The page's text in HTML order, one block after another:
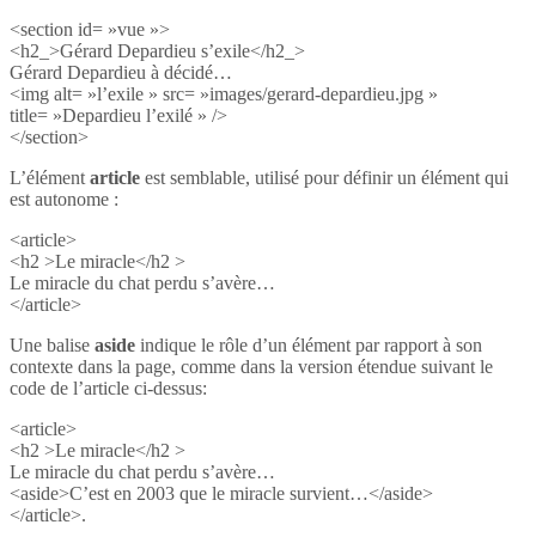
<section id= »vue »>
<h2_>Gérard Depardieu s’exile</h2_>
Gérard Depardieu à décidé…
<img alt= »l’exile » src= »images/gerard-depardieu.jpg »
title= »Depardieu l’exilé » />
</section>
L’élément article est semblable, utilisé pour définir un élément qui
est autonome :
<article>
<h2 >Le miracle</h2 >
Le miracle du chat perdu s’avère…
</article>
Une balise aside indique le rôle d’un élément par rapport à son
contexte dans la page, comme dans la version étendue suivant le
code de l’article ci-dessus:
<article>
<h2 >Le miracle</h2 >
Le miracle du chat perdu s’avère…
<aside>C’est en 2003 que le miracle survient…</aside>
</article>.